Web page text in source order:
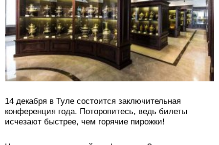
14 декабря в Туле состоится заключительная
конференция года. Поторопитесь, ведь билеты
исчезают быстрее, чем горячие пирожки!